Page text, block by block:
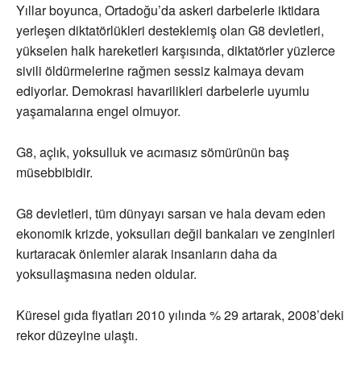
Yıllar boyunca, Ortadoğu’da askeri darbelerle iktidara
yerleşen diktatörlükleri desteklemiş olan G8 devletleri,
yükselen halk hareketleri karşısında, diktatörler yüzlerce
sivili öldürmelerine rağmen sessiz kalmaya devam
ediyorlar. Demokrasi havarilikleri darbelerle uyumlu
yaşamalarına engel olmuyor.
G8, açlık, yoksulluk ve acımasız sömürünün baş
müsebbibidir.
G8 devletleri, tüm dünyayı sarsan ve hala devam eden
ekonomik krizde, yoksulları değil bankaları ve zenginleri
kurtaracak önlemler alarak insanların daha da
yoksullaşmasına neden oldular.
Küresel gıda fiyatları 2010 yılında % 29 artarak, 2008’deki
rekor düzeyine ulaştı.